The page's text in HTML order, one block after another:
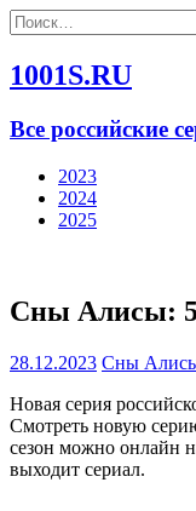
Найти:
1001S.RU
Все российские
2023
2024
2025
Сны Алисы: 5
28.12.2023 Сны
Новая серия
Смотреть новую
сезон можно онлайн
выходит сериал.